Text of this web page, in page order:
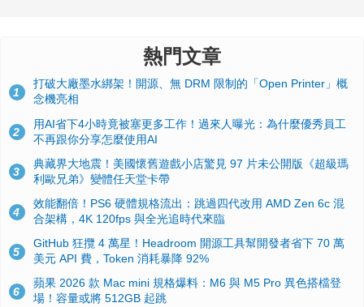
熱門文章
1
打破大廠墨水綁架！開源、無 DRM 限制的「Open Printer」概
念機亮相
2
用AI省下4小時竟被塞更多工作！過來人曝光：為什麼優秀員工
不再跟你分享怎麼使用AI
3
典藏界大地震！美國懷舊遊戲小店驚見 97 片未公開版《超級瑪
利歐兄弟》變體任天堂卡帶
4
效能翻倍！PS6 硬體規格流出：跳過四代改用 AMD Zen 6c 混
合架構，4K 120fps 與全光追時代來臨
5
GitHub 狂攬 4 萬星！Headroom 開源工具幫開發者省下 70 萬
美元 API 費，Token 消耗暴降 92%
6
蘋果 2026 款 Mac mini 規格爆料：M6 與 M5 Pro 異色搭檔登
場！容量或將 512GB 起跳